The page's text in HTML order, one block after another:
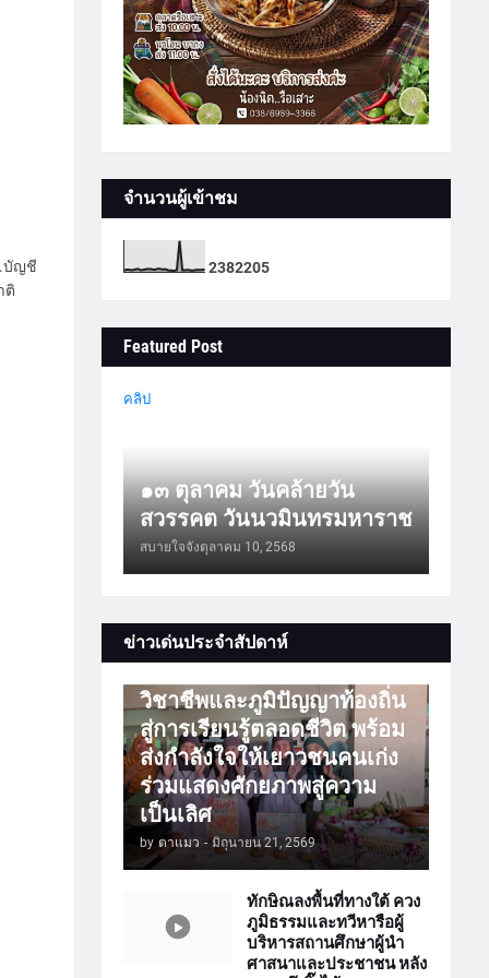
.บัญชี
ติ
จำนวนผู้เข้าชม
2382205
Featured Post
คลิป
๑๓ ตุลาคม วันคล้ายวัน
สวรรคต วันนวมินทรมหาราช
สบายใจจังตุลาคม 10, 2568
ข่าวเด่นประจำสัปดาห์
การศึกษา
วิชาชีพและภูมิปัญญาท้องถิ่น
สู่การเรียนรู้ตลอดชีวิต พร้อม
ส่งกำลังใจให้เยาวชนคนเก่ง
ร่วมแสดงศักยภาพสู่ความ
เป็นเลิศ
by ตาแมว - มิถุนายน 21, 2569
ทักษิณลงพื้นที่ทางใต้ ควง
ภูมิธรรมและทวีหารือผู้
บริหารสถานศึกษาผู้นำ
ศาสนาและประชาชน หลัง